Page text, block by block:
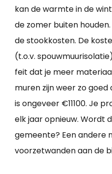
kan de warmte in de
de zomer buiten
de stookkosten. De
(t.o.v.
feit dat je meer
muren zijn weer zo goed
is ongeveer €11100. Je
elk jaar opnieuw. Wordt
gemeente? Een andere
voorzetwanden aan de